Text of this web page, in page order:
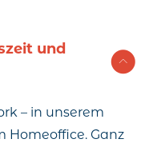
und
– in unserem
Homeoffice. Ganz